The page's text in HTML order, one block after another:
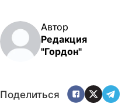
Автор
Редакция
"Гордон"
Поделиться